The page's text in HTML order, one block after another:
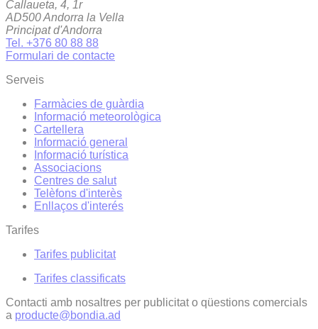
Callaueta, 4, 1r
AD500 Andorra la Vella
Principat d'Andorra
Tel. +376 80 88 88
Formulari de contacte
Serveis
Farmàcies de guàrdia
Informació meteorològica
Cartellera
Informació general
Informació turística
Associacions
Centres de salut
Telèfons d'interès
Enllaços d'interés
Tarifes
Tarifes publicitat
Tarifes classificats
Contacti amb nosaltres per publicitat o qüestions comercials
a producte@bondia.ad